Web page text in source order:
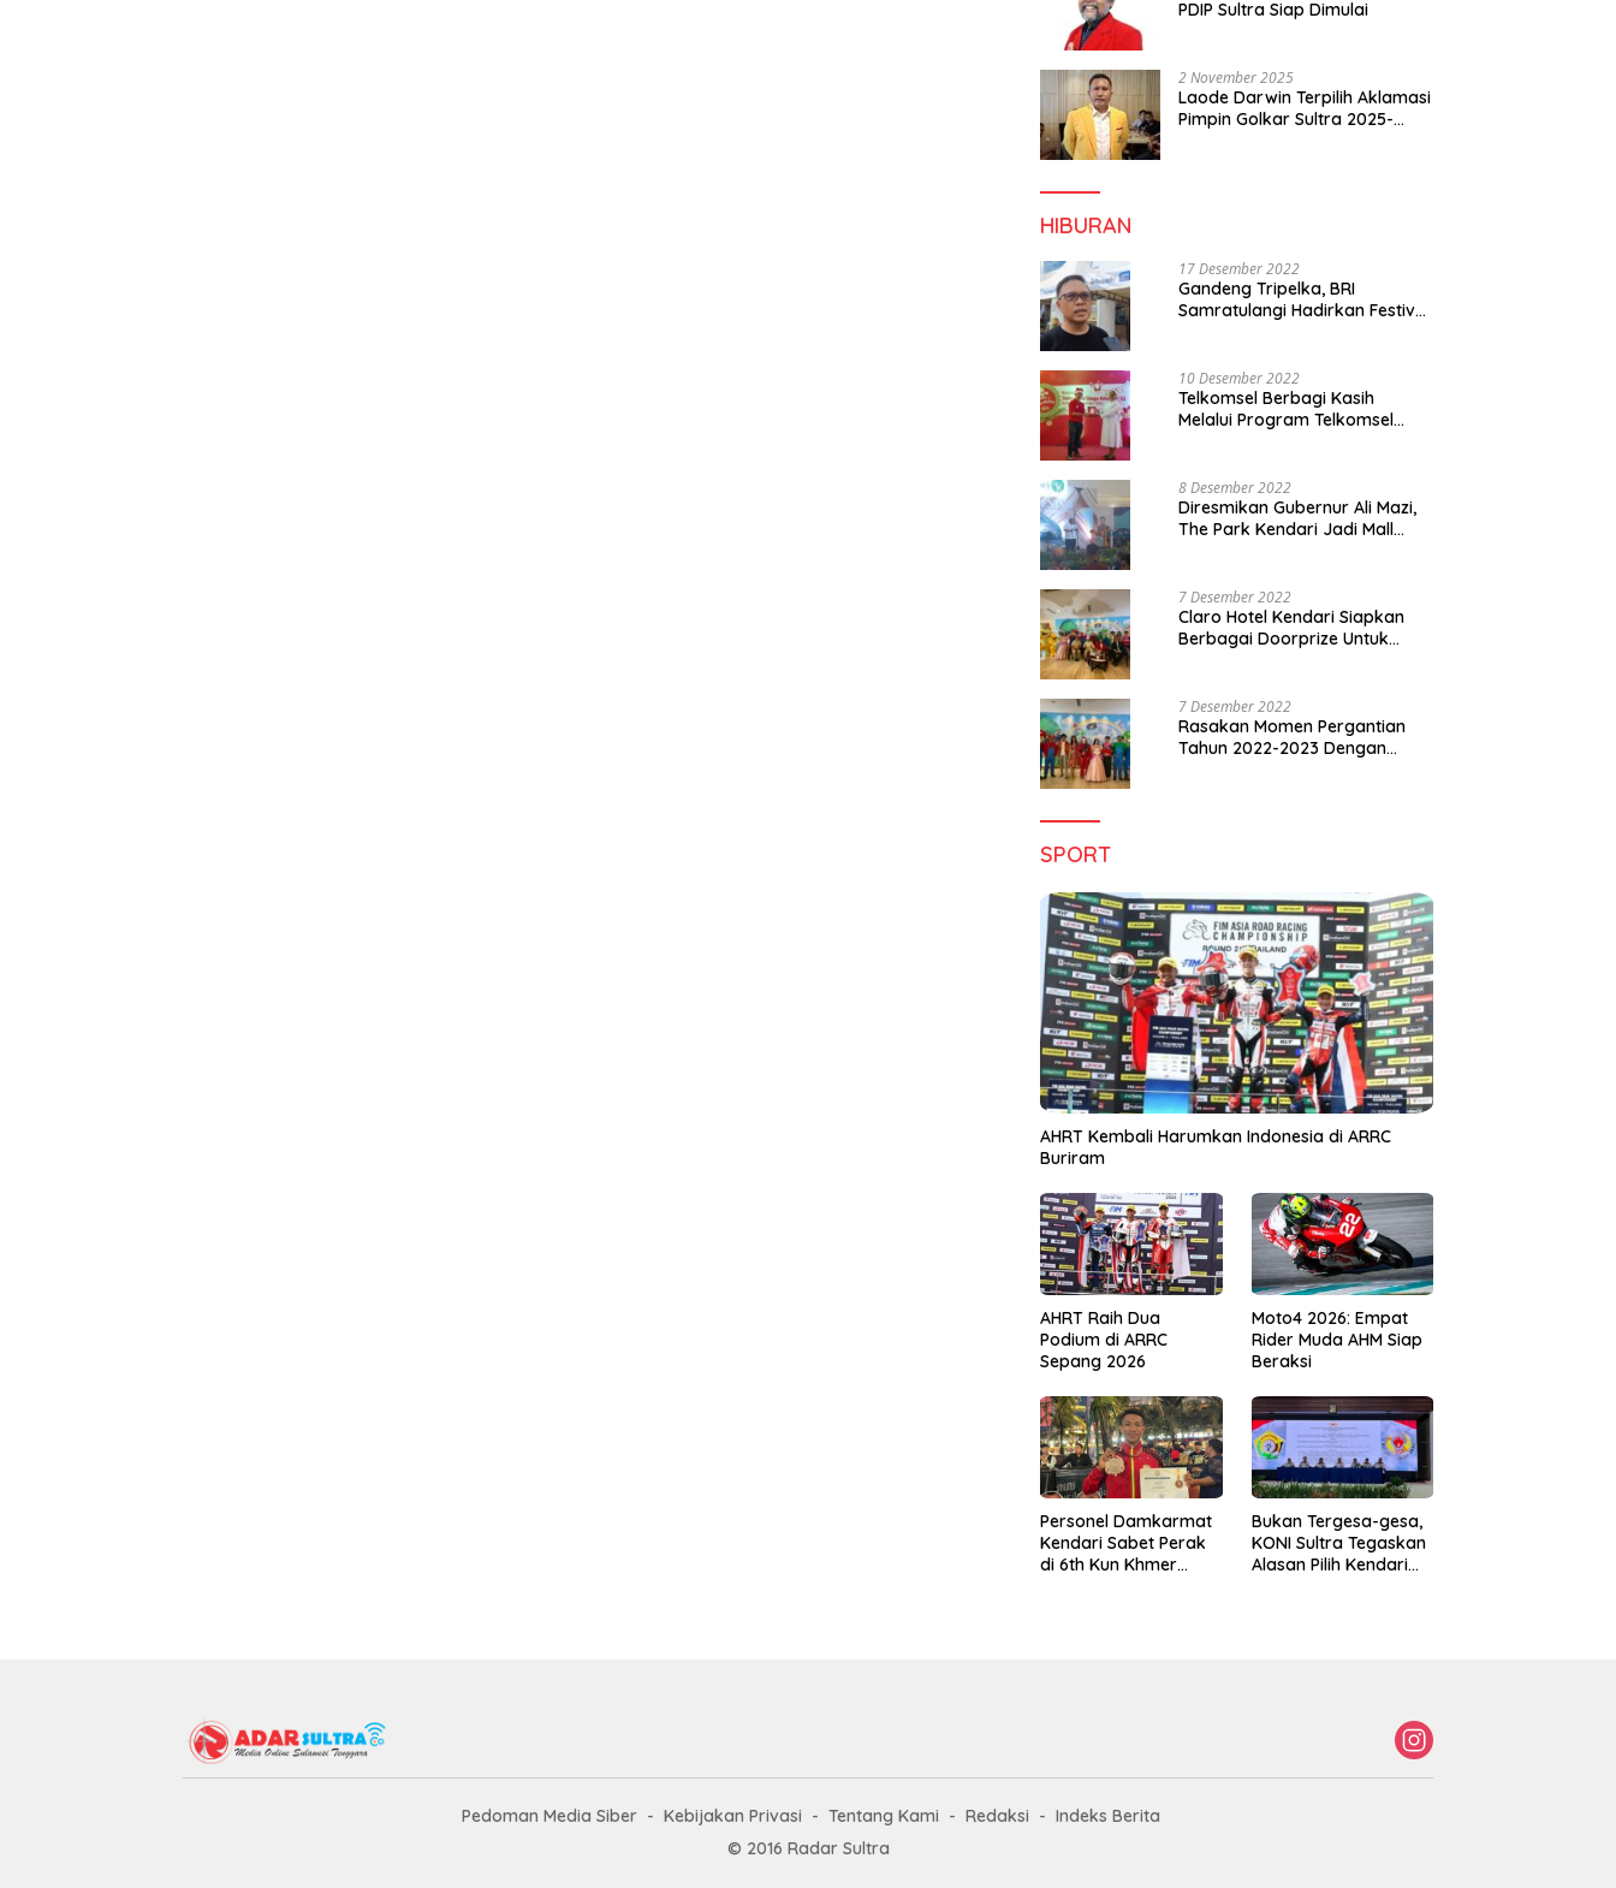
PDIP Sultra Siap Dimulai
2 November 2025
Laode Darwin Terpilih Aklamasi
Pimpin Golkar Sultra 2025-
HIBURAN
17 Desember 2022
Gandeng Tripelka, BRI
Samratulangi Hadirkan Festival
10 Desember 2022
Telkomsel Berbagi Kasih
Melalui Program Telkomsel
8 Desember 2022
Diresmikan Gubernur Ali Mazi,
The Park Kendari Jadi Mall
7 Desember 2022
Claro Hotel Kendari Siapkan
Berbagai Doorprize Untuk
7 Desember 2022
Rasakan Momen Pergantian
Tahun 2022-2023 Dengan
SPORT
AHRT Kembali Harumkan Indonesia di ARRC
Buriram
AHRT Raih Dua
Podium di ARRC
Sepang 2026
Moto4 2026: Empat
Rider Muda AHM Siap
Beraksi
Personel Damkarmat
Kendari Sabet Perak
di 6th Kun Khmer
Bukan Tergesa-gesa,
KONI Sultra Tegaskan
Alasan Pilih Kendari
Pedoman Media Siber Kebijakan Privasi Tentang Kami Redaksi
Indeks Berita
© 2016 Radar Sultra